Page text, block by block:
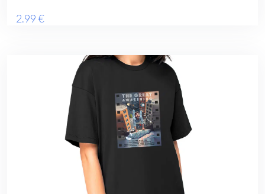
2.99€